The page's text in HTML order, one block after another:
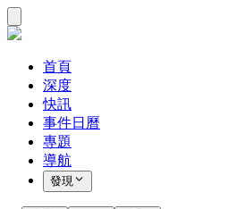
首頁
深度
快訊
事件日曆
專題
導航
發現